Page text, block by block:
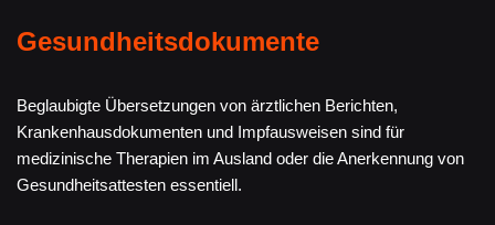
Gesundheitsdokumente
Beglaubigte Übersetzungen von ärztlichen Berichten,
Krankenhausdokumenten und Impfausweisen sind für
medizinische Therapien im Ausland oder die Anerkennung von
Gesundheitsattesten essentiell.